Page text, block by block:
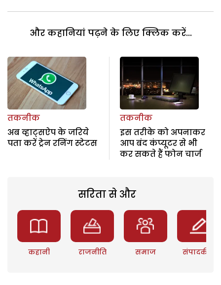
और कहानियां पढ़ने के लिए क्लिक करें...
तकनीक
अब व्हाट्सऐप के जरिये
पता करें ट्रेन रनिंग स्टेटस
तकनीक
इस तरीके को अपनाकर
आप बंद कंप्यूटर से भी
कर सकते हैं फोन चार्ज
सरिता से और
कहानी राजनीति समाज संपादकीय